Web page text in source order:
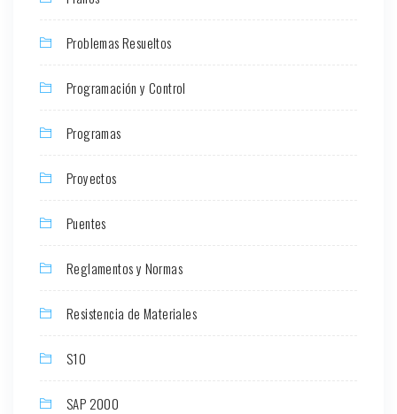
Problemas Resueltos
Programación y Control
Programas
Proyectos
Puentes
Reglamentos y Normas
Resistencia de Materiales
S10
SAP 2000